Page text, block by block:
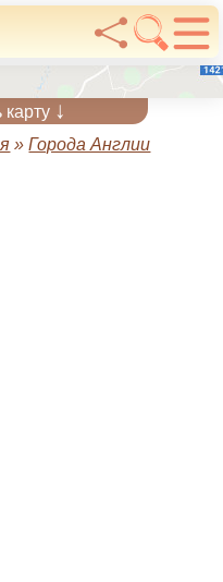
карту ↓
»Города Англии